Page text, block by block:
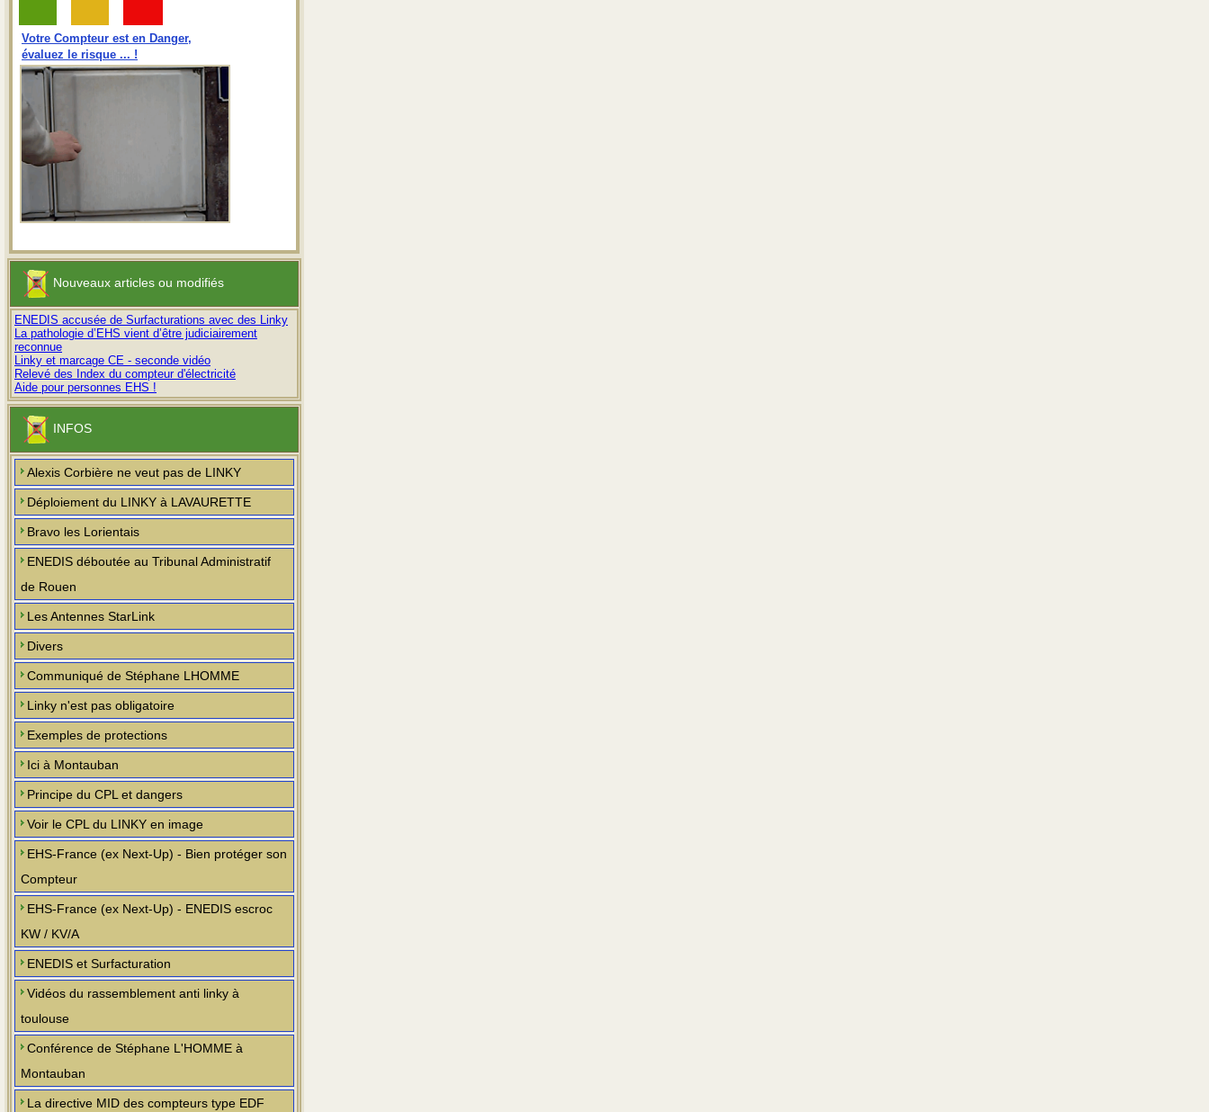
Votre Compteur est en Danger,
évaluez le risque ... !
Nouveaux articles ou modifiés
ENEDIS accusée de Surfacturations avec des Linky
La pathologie d’EHS vient d’être judiciairement
reconnue
Linky et marcage CE - seconde vidéo
Relevé des Index du compteur d'électricité
Aide pour personnes EHS !
INFOS
Alexis Corbière ne veut pas de LINKY
Déploiement du LINKY à LAVAURETTE
Bravo les Lorientais
ENEDIS déboutée au Tribunal Administratif
de Rouen
Les Antennes StarLink
Divers
Communiqué de Stéphane LHOMME
Linky n'est pas obligatoire
Exemples de protections
Ici à Montauban
Principe du CPL et dangers
Voir le CPL du LINKY en image
EHS-France (ex Next-Up) - Bien protéger son
Compteur
EHS-France (ex Next-Up) - ENEDIS escroc
KW / KV/A
ENEDIS et Surfacturation
Vidéos du rassemblement anti linky à
toulouse
Conférence de Stéphane L'HOMME à
Montauban
La directive MID des compteurs type EDF